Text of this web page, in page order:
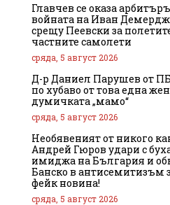
Главчев се оказа
войната на Иван
срещу Пеевски за
частните самолети
сряда, 5 август 2026
Д-р Даниел Парушев от
по хубаво от това една
думичката „мамо“
сряда, 5 август 2026
Необявеният от никого
Андрей Гюров удари с
имиджа на България и
Банско в антисемитизъм
фейк новина!
сряда, 5 август 2026